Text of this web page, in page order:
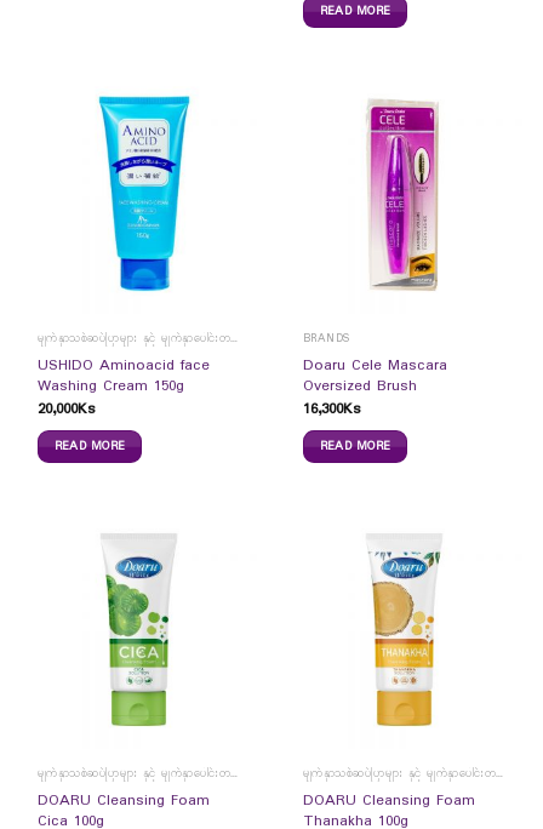
READ MORE
မျက်နှာသစ်ဆပ်ပြာများ နှင့် မျက်နှာပေါင်းတင်ကပ်ခွာများ
USHIDO Aminoacid face
Washing Cream 150g
20,000Ks
READ MORE
BRANDS
Doaru Cele Mascara
Oversized Brush
16,300Ks
READ MORE
မျက်နှာသစ်ဆပ်ပြာများ နှင့် မျက်နှာပေါင်းတင်ကပ်ခွာများ
DOARU Cleansing Foam
Cica 100g
မျက်နှာသစ်ဆပ်ပြာများ နှင့် မျက်နှာပေါင်းတင်ကပ်ခွာများ
DOARU Cleansing Foam
Thanakha 100g